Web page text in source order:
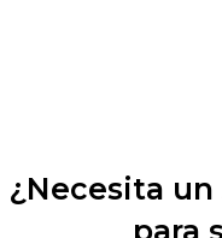
¿Necesita un